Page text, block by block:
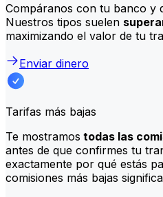
Compáranos con tu banco y
Nuestros tipos suelen
maximizando el valor de tu
Enviar dinero
Tarifas más bajas
Te mostramos todas las
antes de que confirmes tu
exactamente por qué estás
comisiones más bajas